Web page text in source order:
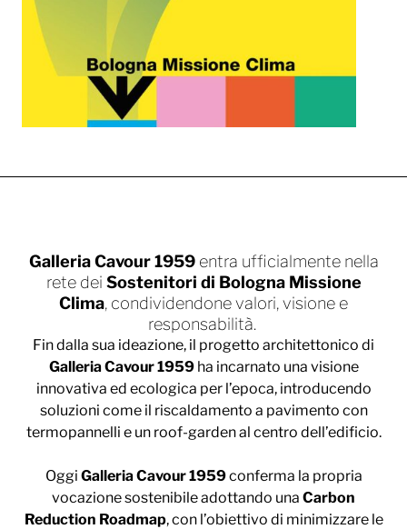
Galleria Cavour 1959entra ufficialmente nella
rete dei Sostenitori di Bologna Missione
Clima, condividendone valori, visione e
responsabilità.
Fin dalla sua ideazione, il progetto architettonico di
Galleria Cavour 1959ha incarnato una visione
innovativa ed ecologica per l’epoca, introducendo
soluzioni come il riscaldamento a pavimento con
termopannelli e un roof-garden al centro dell’edificio.
Oggi Galleria Cavour 1959conferma la propria
vocazione sostenibile adottando una Carbon
Reduction Roadmap, con l’obiettivo di minimizzare le